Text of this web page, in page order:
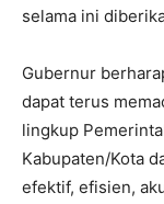
selama ini
Gubernur
dapat terus
lingkup
Kabupaten/Kota
efektif, efisien,